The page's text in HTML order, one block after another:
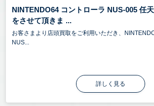
つくことも！
お値段がつかない場合でも、可能な限
せていただきます。
お申込みはお電話一本！お気軽に錬金
NINTENDO64 コントローラ NUS-005 任
をさせて頂きま ...
お客さまより店頭買取をご利用いただき、
NUS...
詳しく見る